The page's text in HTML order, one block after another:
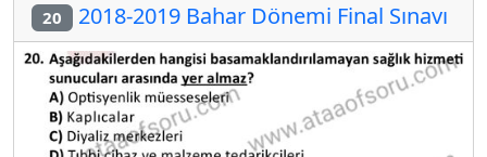
20 2018-2019 Bahar Dönemi Final Sınavı